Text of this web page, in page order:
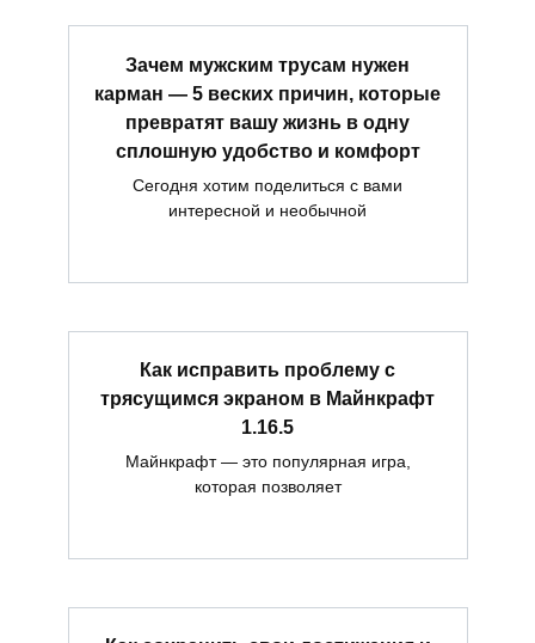
Зачем мужским трусам нужен
карман — 5 веских причин, которые
превратят вашу жизнь в одну
сплошную удобство и комфорт
Сегодня хотим поделиться с вами
интересной и необычной
Как исправить проблему с
трясущимся экраном в Майнкрафт
1.16.5
Майнкрафт — это популярная игра,
которая позволяет